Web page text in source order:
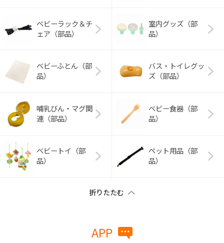
ベビーラック＆チ
ェア（部品）
室内グッズ（部
品）
ベビーふとん（部
品）
バス・トイレグッ
ズ（部品）
哺乳びん・マグ関
連（部品）
ベビー食器（部
品）
ベビートイ（部
品）
ペット用品（部
品）
APP